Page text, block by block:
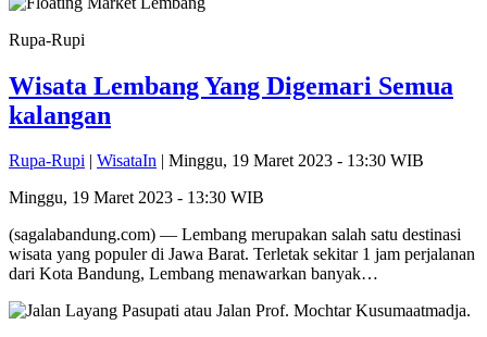
Rupa-Rupi
Wisata Lembang Yang Digemari Semua
kalangan
Rupa-Rupi | WisataIn | Minggu, 19 Maret 2023 - 13:30 WIB
Minggu, 19 Maret 2023 - 13:30 WIB
(sagalabandung.com) — Lembang merupakan salah satu destinasi
wisata yang populer di Jawa Barat. Terletak sekitar 1 jam perjalanan
dari Kota Bandung, Lembang menawarkan banyak…